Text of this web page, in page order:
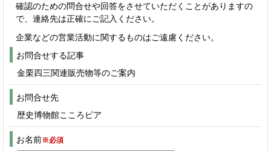
確認のための問合せや回答をさせていただくことがありますの
で、連絡先は正確にご記入ください。
企業などの営業活動に関するものはご遠慮ください。
お問合せする記事
金栗四三関連販売物等のご案内
お問合せ先
歴史博物館こころピア
お名前※必須